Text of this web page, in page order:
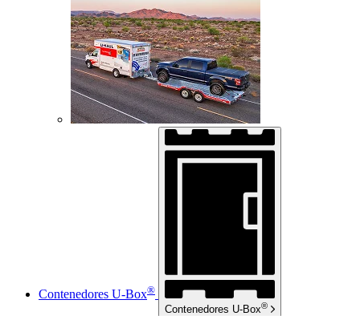
Contenedores U-Box®
Contenedores U-Box®